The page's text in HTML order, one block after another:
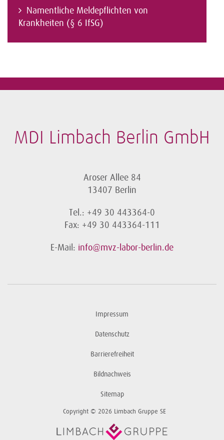
Namentliche Meldepflichten von
Krankheiten (§ 6 IfSG)
MDI Limbach Berlin GmbH
Aroser Allee 84
13407 Berlin
Tel.: +49 30 443364-0
Fax: +49 30 443364-111
E-Mail: info@mvz-labor-berlin.de
Impressum
Datenschutz
Barrierefreiheit
Bildnachweis
Sitemap
Copyright © 2026 Limbach Gruppe SE